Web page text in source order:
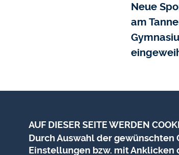
Neue
am
AUF DIESER SEITE WERDEN
Durch Auswahl der
Einstellungen bzw. mit Anklicken